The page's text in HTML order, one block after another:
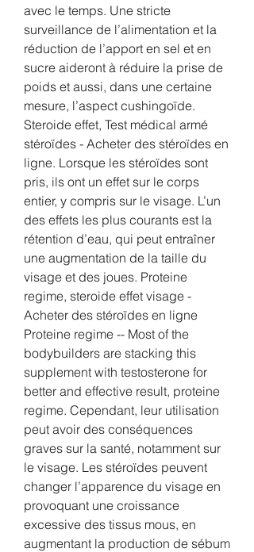
avec le temps. Une stricte
surveillance de l’alimentation et la
réduction de l’apport en sel et en
sucre aideront à réduire la prise de
poids et aussi, dans une certaine
mesure, l’aspect cushingoïde.
Steroide effet, Test médical armé
stéroïdes - Acheter des stéroïdes en
ligne. Lorsque les stéroïdes sont
pris, ils ont un effet sur le corps
entier, y compris sur le visage. L’un
des effets les plus courants est la
rétention d’eau, qui peut entraîner
une augmentation de la taille du
visage et des joues. Proteine
regime, steroide effet visage -
Acheter des stéroïdes en ligne
Proteine regime -- Most of the
bodybuilders are stacking this
supplement with testosterone for
better and effective result, proteine
regime. Cependant, leur utilisation
peut avoir des conséquences
graves sur la santé, notamment sur
le visage. Les stéroïdes peuvent
changer l’apparence du visage en
provoquant une croissance
excessive des tissus mous, en
augmentant la production de sébum